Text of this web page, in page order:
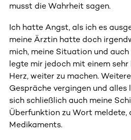
musst die Wahrheit sagen.
Ich hatte Angst, als ich es
meine Ärztin hatte doch
mich, meine Situation und auch
legte mir jedoch mit einem
Herz, weiter zu machen.
Gespräche vergingen und alles
sich schließlich auch meine
Überfunktion zu Wort meldete,
Medikaments.